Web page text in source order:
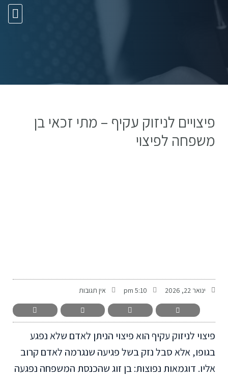
פיצויים לניזוק עקיף – מתי זכאי בן
משפחה לפיצוי
ינואר 22, 2026 5:10 pm אין תגובות
פיצוי לניזוק עקיף הוא פיצוי הניתן לאדם שלא נפגע
בגופו, אלא סבל נזק בשל פגיעה שנגרמה לאדם קרוב
אליו. דוגמאות נפוצות: בן זוג שהכנסת המשפחה נפגעה